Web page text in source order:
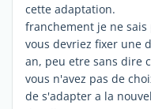
cette adaptation.
franchement je ne
vous devriez fixer une
an, peu etre sans dire
vous n'avez pas de
de s'adapter a la